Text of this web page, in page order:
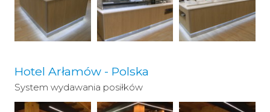
Hotel Arłamów - Polska
System wydawania posiłków